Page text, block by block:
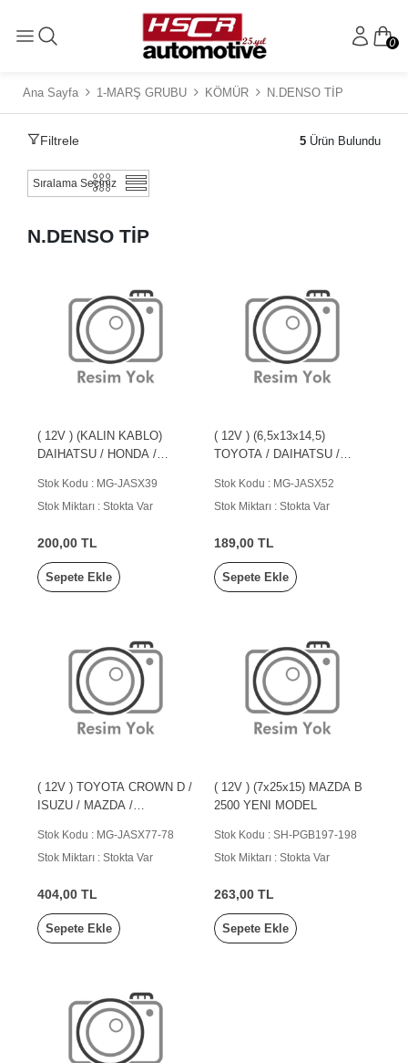
0
Ana Sayfa 1-MARŞ GRUBU KÖMÜR N.DENSO TİP
Filtrele 5 Ürün Bulundu
N.DENSO TİP
( 12V ) (KALIN KABLO)
DAIHATSU / HONDA /
SU
Stok Kodu : MG-JASX39
Stok Miktarı : Stokta Var
200,00 TL
Sepete Ekle
( 12V ) (6,5x13x14,5)
TOYOTA / DAIHATSU /
Stok Kodu : MG-JASX52
Stok Miktarı : Stokta Var
189,00 TL
Sepete Ekle
( 12V ) TOYOTA CROWN D /
ISUZU / MAZDA /
FM167
Stok Kodu : MG-JASX77-78
Stok Miktarı : Stokta Var
404,00 TL
Sepete Ekle
( 12V ) (7x25x15) MAZDA B
2500 YENI MODEL
Stok Kodu : SH-PGB197-198
Stok Miktarı : Stokta Var
263,00 TL
Sepete Ekle